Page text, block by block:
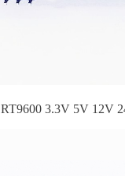
RT9600 3.3V 5V 12V